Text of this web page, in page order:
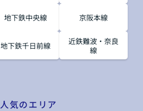
地下鉄中央線 京阪本線
地下鉄千日前線
近鉄難波・奈良
線
人気のエリア